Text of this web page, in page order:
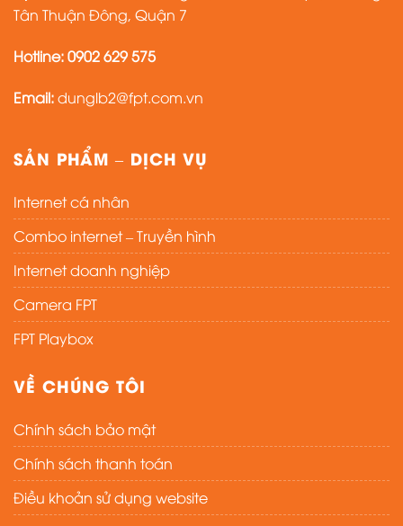
Tân Thuận Đông, Quận 7
Hotline: 0902 629 575
Email:dunglb2@fpt.com.vn
SẢN PHẨM – DỊCH VỤ
Internet cá nhân
Combo internet – Truyền hình
Internet doanh nghiệp
Camera FPT
FPT Playbox
VỀ CHÚNG TÔI
Chính sách bảo mật
Chính sách thanh toán
Điều khoản sử dụng website